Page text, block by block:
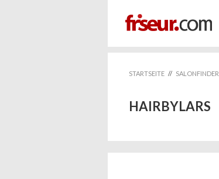
STARTSEITE // SALONFINDER
HAIRBYLARS